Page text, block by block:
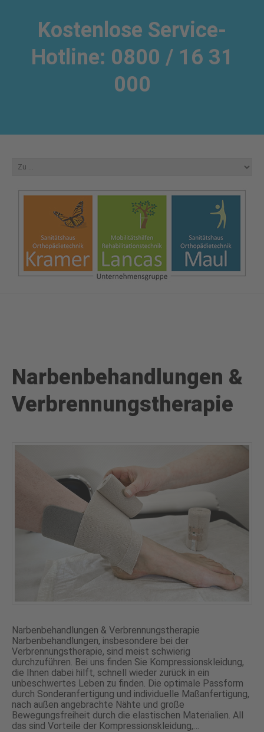
Kostenlose Service-
Hotline: 0800 / 16 31
000
Narbenbehandlungen &
Verbrennungstherapie
Narbenbehandlungen & Verbrennungstherapie
Narbenbehandlungen, insbesondere bei der
Verbrennungstherapie, sind meist schwierig
durchzuführen. Bei uns finden Sie Kompressionskleidung,
die Ihnen dabei hilft, schnell wieder zurück in ein
unbeschwertes Leben zu finden. Die optimale Passform
durch Sonderanfertigung und individuelle Maßanfertigung,
nach außen angebrachte Nähte und große
Bewegungsfreiheit durch die elastischen Materialien. All
das sind Vorteile der Kompressionskleidung,…